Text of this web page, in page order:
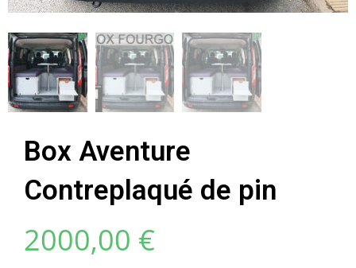
Box Aventure
Contreplaqué de pin
2000,00 €